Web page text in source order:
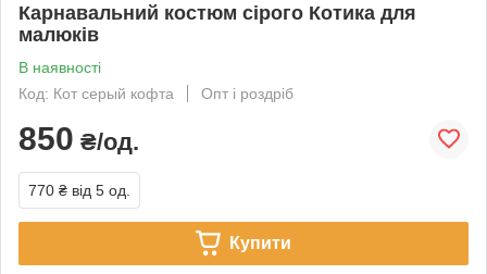
Карнавальний костюм сірого Котика для
малюків
В наявності
Код: Кот серый кофта
Опт і роздріб
850 ₴/од.
770 ₴ від 5 од.
Купити